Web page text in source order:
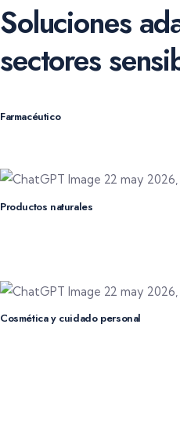
Soluciones
sectores
Farmacéutico
Productos naturales
Cosmética y cuidado personal